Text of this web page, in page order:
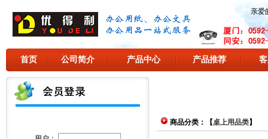
亲爱
首页 公司简介 产品中心 产品推荐
商品分类：【桌上用品类】